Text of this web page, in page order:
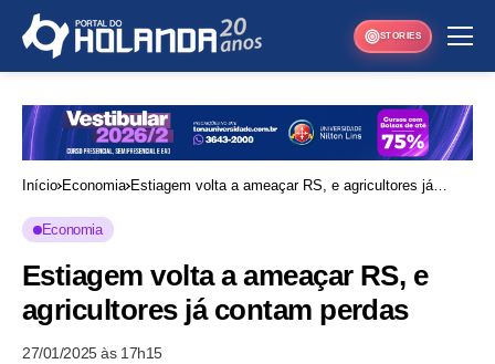
STORIES
Início Economia Estiagem volta a ameaçar RS, e agricultores já
Economia
Estiagem volta a ameaçar RS, e
agricultores já contam perdas
27/01/2025 às 17h15